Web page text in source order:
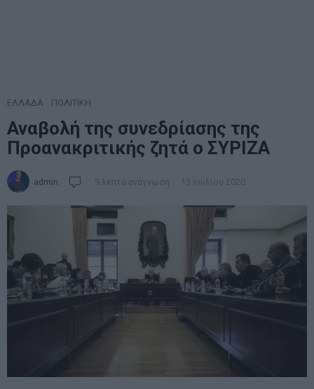
ΕΛΛΑΔΑ ΠΟΛΙΤΙΚΗ
Αναβολή της συνεδρίασης της
Προανακριτικής ζητά ο ΣΥΡΙΖΑ
admin 9 λεπτά ανάγνωση 13 Ιουλίου 2020